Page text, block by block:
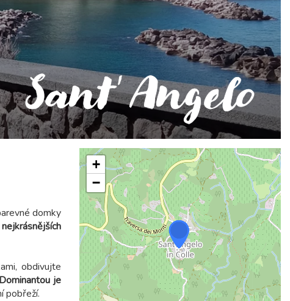
Sant' Angelo
+
−
domky
obdivujte
Dominantou je
pobřeží.